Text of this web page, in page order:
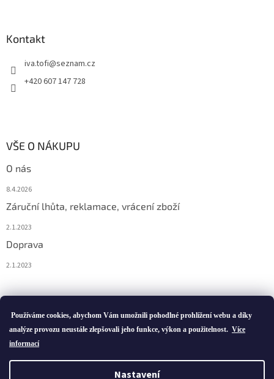
Používáme cookies, abychom Vám umožnili pohodlné prohlížení webu a díky
analýze provozu neustále zlepšovali jeho funkce, výkon a použitelnost. Více
informací
Nastavení
Kontakt
iva.tofi@seznam.cz
+420 607 147 728
VŠE O NÁKUPU
O nás
8.4.2026
Záruční lhůta, reklamace, vrácení zboží
2.1.2023
Doprava
2.1.2023
Vytvořil Shoptet